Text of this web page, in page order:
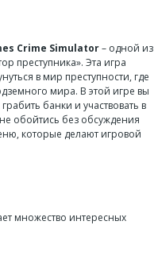
Crime Simulator– одной из
преступника». Эта игра
в мир преступности, где
мира. В этой игре вы
банки и участвовать в
обойтись без обсуждения
которые делают игровой
множество интересных